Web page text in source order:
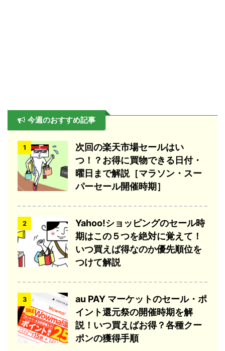
今週のおすすめ記事
1
次回の楽天市場セールはい
つ！？お得に買物できる日付・
曜日まで解説［マラソン・スー
パーセール開催時期］
2
Yahoo!ショッピングのセール時
期はこの５つを絶対に覚えて！
いつ買えば得なのか優先順位を
つけて解説
3
au PAY マーケットのセール・ポ
イント還元祭の開催時期を解
説！いつ買えばお得？各種クー
ポンの獲得手順